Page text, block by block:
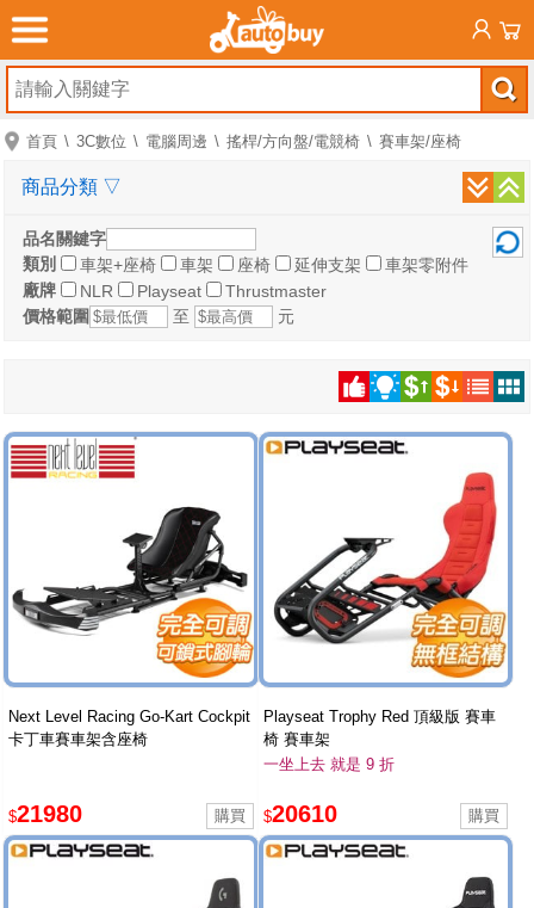
首頁 3C數位 電腦周邊 搖桿/方向盤/電競椅 賽車架/座椅
品名關鍵字
類別
車架+座椅 車架 座椅 延伸支架
車架零附件
廠牌
NLR Playseat
Thrustmaster
價格範圍
至 元
Next Level Racing Go-Kart Cockpit
卡丁車賽車架含座椅
$21980
Playseat Trophy Red 頂級版 賽車
椅 賽車架
一坐上去 就是 9 折
$20610
商品分類 ▽